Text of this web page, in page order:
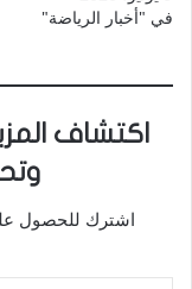
في "أخبار الرياضة"
اكتشاف
اشترك للحصول
كتابة بريدك الإلكتروني...